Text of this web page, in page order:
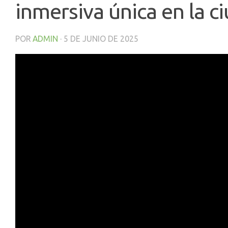
inmersiva única en la
POR ADMIN · 5 DE JUNIO DE 2025